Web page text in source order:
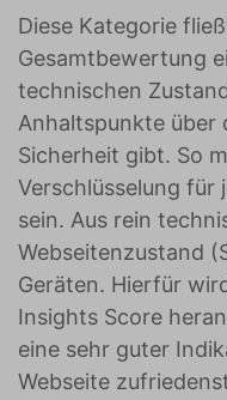
Diese Kategorie
Gesamtbewertung
technischen
Anhaltspunkte über
Sicherheit gibt. So
Verschlüsselung für
sein. Aus rein
Webseitenzustand
Geräten. Hierfür
Insights Score
eine sehr guter
Webseite